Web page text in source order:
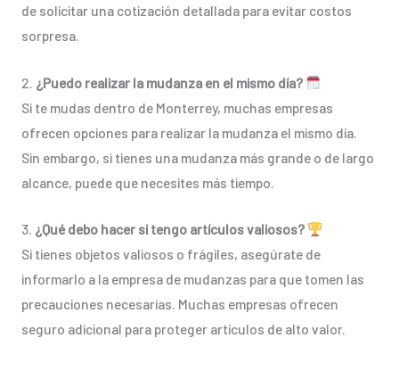
de solicitar una cotización detallada para evitar costos
sorpresa.
2. ¿Puedo realizar la mudanza en el mismo día?
Si te mudas dentro de Monterrey, muchas empresas
ofrecen opciones para realizar la mudanza el mismo día.
Sin embargo, si tienes una mudanza más grande o de largo
alcance, puede que necesites más tiempo.
3. ¿Qué debo hacer si tengo artículos valiosos?
Si tienes objetos valiosos o frágiles, asegúrate de
informarlo a la empresa de mudanzas para que tomen las
precauciones necesarias. Muchas empresas ofrecen
seguro adicional para proteger artículos de alto valor.